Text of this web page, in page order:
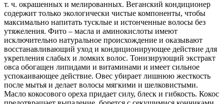
т. ч. окрашенных и мелированных. Веганский кондиционер
содержит только экологически чистые компоненты, чтобы
максимально напитать тусклые и истонченные волосы без
утяжеления. Фито – масла и аминокислоты имеют
исключительно натуральное происхождение и оказывают
восстанавливающий уход и кондиционирующее действие для
укрепления слабых и ломких волос. Тонизирующий экстракт
овса обогащен липидами и витаминами и имеет сильное
успокаивающее действие. Овес убирает лишнюю жесткость
после мытья и делает волосы мягкими и шелковистыми.
Масло кокосового ореха придает силу, блеск и гибкость. Кокос